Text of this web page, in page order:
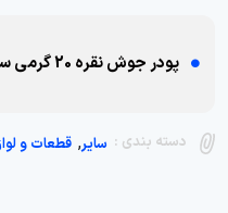
پودر جوش نقره 20 گرمی سیمنور
دسته بندی : سایر, قطعات و